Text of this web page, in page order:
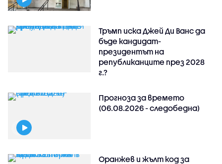
Тръмп иска Джей Ди Ванс да
бъде кандидат-
президентът на
републиканците през 2028
г.?
Прогноза за времето
(06.08.2026 - следобедна)
Оранжев и жълт код за